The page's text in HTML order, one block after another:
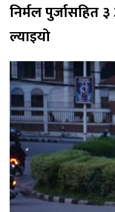
निर्मल पुर्जासहित
ल्याइयो